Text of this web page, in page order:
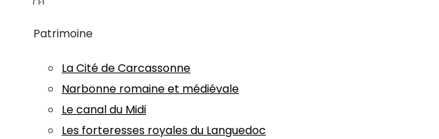
Patrimoine
La Cité de Carcassonne
Narbonne romaine et médiévale
Le canal du Midi
Les forteresses royales du Languedoc